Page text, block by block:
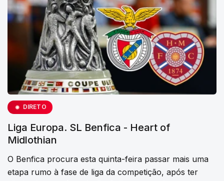
DIRETO
Liga Europa. SL Benfica - Heart of
Midlothian
O Benfica procura esta quinta-feira passar mais uma
etapa rumo à fase de liga da competição, após ter